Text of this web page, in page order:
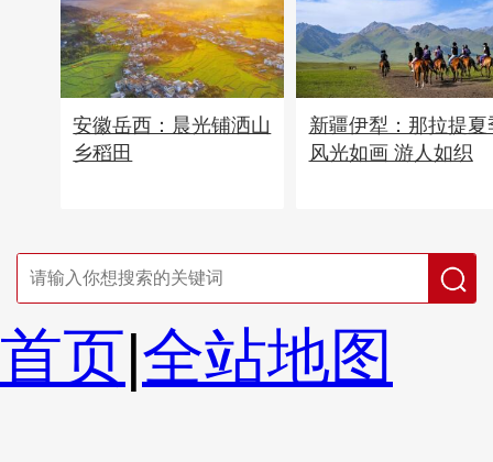
安徽岳西：晨光铺洒山
乡稻田
新疆伊犁：那拉提夏
风光如画 游人如织
首页|全站地图